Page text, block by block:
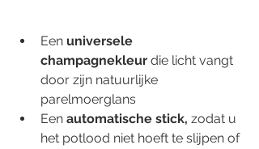
Een universele
champagnekleur die licht vangt
door zijn natuurlijke
parelmoerglans
Een automatische stick, zodat u
het potlood niet hoeft te slijpen of